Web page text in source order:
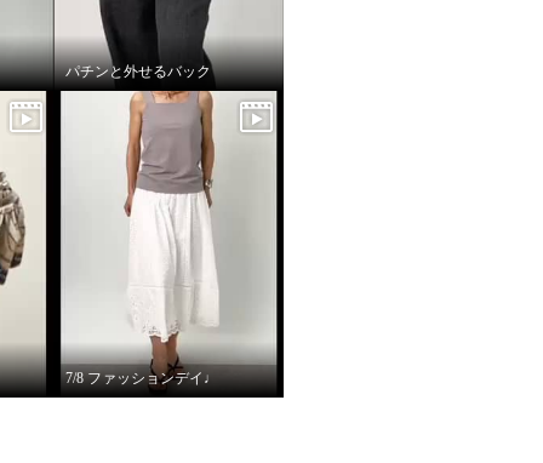
パチンと外せるバック
7/8 ファッションデイ♩